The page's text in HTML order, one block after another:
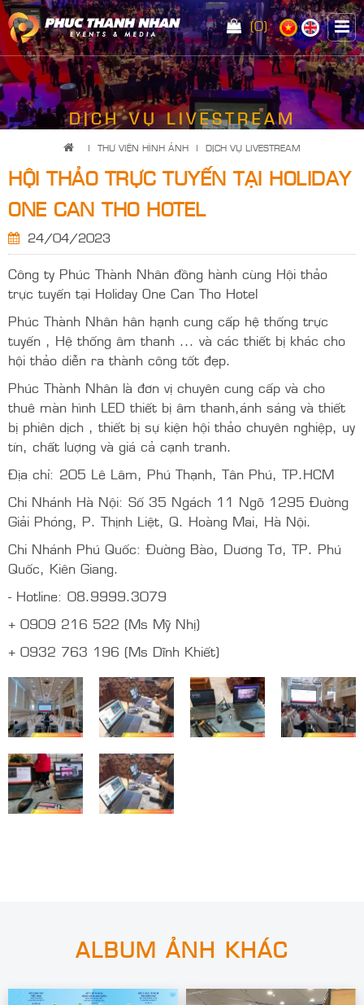
(0)
DỊCH VỤ LIVESTREAM
| THƯ VIỆN HÌNH ẢNH | DỊCH VỤ LIVESTREAM
HỘI THẢO TRỰC TUYẾN TẠI HOLIDAY
ONE CAN THO HOTEL
24/04/2023
Công ty Phúc Thành Nhân đồng hành cùng Hội thảo
trực tuyến tại Holiday One Can Tho Hotel
Phúc Thành Nhân hân hạnh cung cấp hệ thống trực
tuyến , Hệ thống âm thanh ... và các thiết bị khác cho
hội thảo diễn ra thành công tốt đẹp.
Phúc Thành Nhân là đơn vị chuyên cung cấp và cho
thuê màn hình LED thiết bị âm thanh,ánh sáng và thiết
bị phiên dịch , thiết bị sự kiện hội thảo chuyên nghiệp, uy
tín, chất lượng và giá cả cạnh tranh.
Địa chỉ: 205 Lê Lâm, Phú Thạnh, Tân Phú, TP.HCM
Chi Nhánh Hà Nội: Số 35 Ngách 11 Ngõ 1295 Đường
Giải Phóng, P. Thịnh Liệt, Q. Hoàng Mai, Hà Nội.
Chi Nhánh Phú Quốc: Đường Bào, Dương Tơ, TP. Phú
Quốc, Kiên Giang.
- Hotline: 08.9999.3079
+ 0909 216 522 (Ms Mỹ Nhị)
+ 0932 763 196 (Ms Dĩnh Khiết)
ALBUM ẢNH KHÁC